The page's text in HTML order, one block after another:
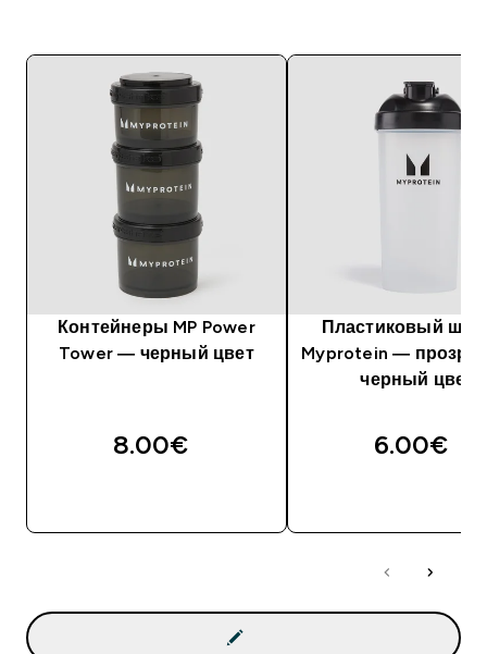
Контейнеры MP Power
Tower — черный цвет
8.00€‎
Пластиковый
Myprotein —
черный цвет
6.00€‎